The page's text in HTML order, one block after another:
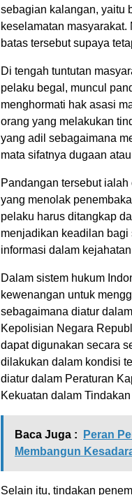
sebagian kalangan, yaitu
keselamatan
batas tersebut supaya
Di tengah tuntutan
pelaku begal, muncul
menghormati hak asasi
orang yang melakukan
yang adil sebagaimana
mata sifatnya dugaan
Pandangan tersebut
yang menolak
pelaku harus ditangkap
menjadikan keadilan
informasi dalam
Dalam sistem hukum
kewenangan untuk
sebagaimana diatur
Kepolisian Negara
dapat digunakan secara
dilakukan dalam kondisi
diatur dalam Peraturan
Kekuatan dalam
Baca Juga :
Peran
Membangun
Selain itu, tindakan